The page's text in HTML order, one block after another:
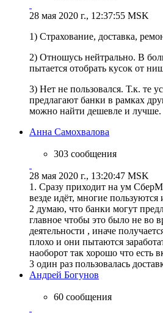
28 мая 2020 г., 12:37:55 MSK
1) Страхование, доставка,
2) Отношусь нейтрально. В
пытается отобрать кусок от
3) Нет не пользовался. Т.к. те
предлагают банки в рамках
можно найти дешевле и лучше.
Анна Самохвалова
303 сообщения
28 мая 2020 г., 13:20:47 MSK
1. Сразу приходит на ум
везде идёт, многие пользуются
2 думаю, что банки могут
главное чтобы это было не во
деятельности , иначе
плохо и они пытаются
наоборот так хорошо что есть
3 один раз пользовалась
Андрей Богунов
60 сообщения